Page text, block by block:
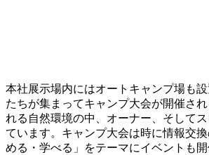
本社展示場内にはオートキャンプ場も
たちが集まってキャンプ大会が開催さ
れる自然環境の中、オーナー、そして
ています。キャンプ大会は時に情報交
める・学べる」をテーマにイベントも